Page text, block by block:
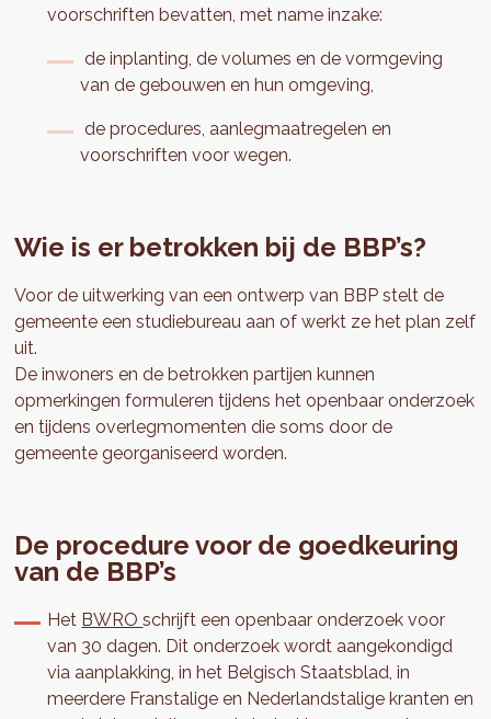
voorschriften bevatten, met name inzake:
de inplanting, de volumes en de vormgeving
van de gebouwen en hun omgeving,
de procedures, aanlegmaatregelen en
voorschriften voor wegen.
Wie is er betrokken bij de BBP’s?
Voor de uitwerking van een ontwerp van BBP stelt de
gemeente een studiebureau aan of werkt ze het plan zelf
uit.
De inwoners en de betrokken partijen kunnen
opmerkingen formuleren tijdens het openbaar onderzoek
en tijdens overlegmomenten die soms door de
gemeente georganiseerd worden.
De procedure voor de goedkeuring
van de BBP’s
Het BWROschrijft een openbaar onderzoek voor
van 30 dagen. Dit onderzoek wordt aangekondigd
via aanplakking, in het Belgisch Staatsblad, in
meerdere Franstalige en Nederlandstalige kranten en